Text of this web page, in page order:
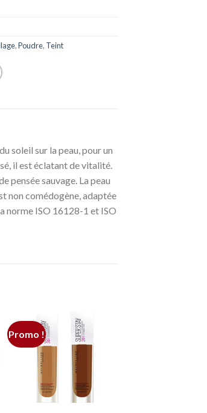
,Poudre, Teint
soleil sur la peau, pour un
il est éclatant de vitalité.
pensée sauvage. La peau
non comédogène, adaptée
norme ISO 16128-1 et ISO
Promo !